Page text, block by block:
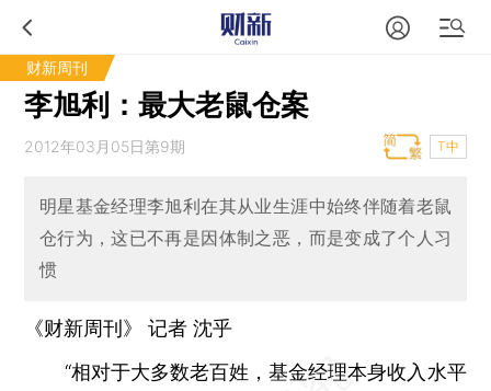
财新周刊
李旭利：最大老鼠仓案
2012年03月05日第9期 T中
明星基金经理李旭利在其从业生涯中始终伴随着老鼠
仓行为，这已不再是因体制之恶，而是变成了个人习
惯
《财新周刊》 记者 沈乎
“相对于大多数老百姓，基金经理本身收入水平